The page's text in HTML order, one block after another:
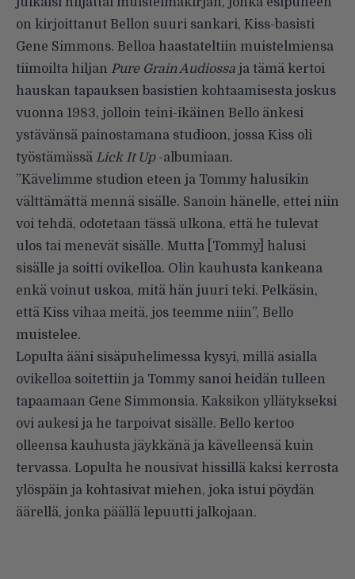
on kirjoittanut Bellon suuri sankari, Kiss-basisti
Gene Simmons. Belloa haastateltiin muistelmiensa
tiimoilta hiljan Pure Grain Audiossa ja tämä kertoi
hauskan tapauksen basistien kohtaamisesta joskus
vuonna 1983, jolloin teini-ikäinen Bello änkesi
ystävänsä painostamana studioon, jossa Kiss oli
työstämässä Lick It Up-albumiaan.
”Kävelimme studion eteen ja Tommy halusikin
välttämättä mennä sisälle. Sanoin hänelle, ettei niin
voi tehdä, odotetaan tässä ulkona, että he tulevat
ulos tai menevät sisälle. Mutta [Tommy] halusi
sisälle ja soitti ovikelloa. Olin kauhusta kankeana
enkä voinut uskoa, mitä hän juuri teki. Pelkäsin,
että Kiss vihaa meitä, jos teemme niin”, Bello
muistelee.
Lopulta ääni sisäpuhelimessa kysyi, millä asialla
ovikelloa soitettiin ja Tommy sanoi heidän tulleen
tapaamaan Gene Simmonsia. Kaksikon yllätykseksi
ovi aukesi ja he tarpoivat sisälle. Bello kertoo
olleensa kauhusta jäykkänä ja kävelleensä kuin
tervassa. Lopulta he nousivat hissillä kaksi kerrosta
ylöspäin ja kohtasivat miehen, joka istui pöydän
äärellä, jonka päällä lepuutti jalkojaan.